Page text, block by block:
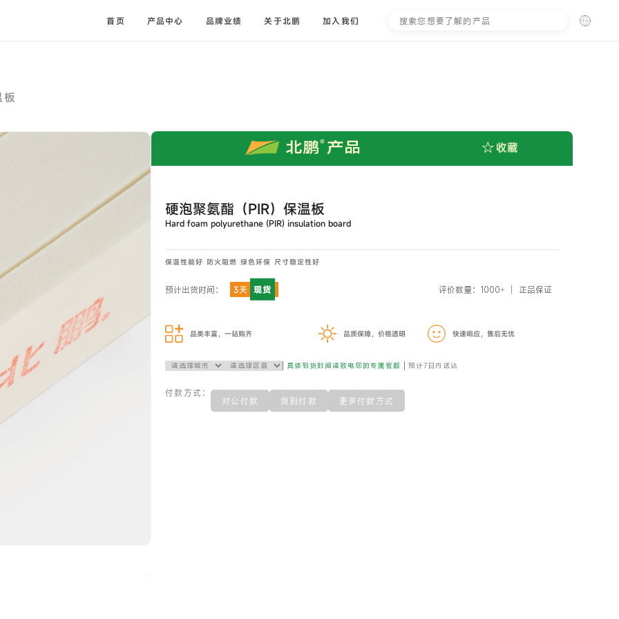
首页 产品中心 品牌业绩 关于北鹏 加入我们
搜
索
硬泡聚氨酯（PIR）保温板
Hard foam polyurethane (PIR) insulation board
保温性能好 防火阻燃 绿色环保 尺寸稳定性好
预计出货时间： 3天 现货 评价数量：1000+ 正品保证
品类丰富，一站购齐 品质保障，价格透明 快速响应，售后无忧
具体到货时间请致电您的专属客服 预计7日内送达
付款方式：
对公付款 货到付款 更多付款方式